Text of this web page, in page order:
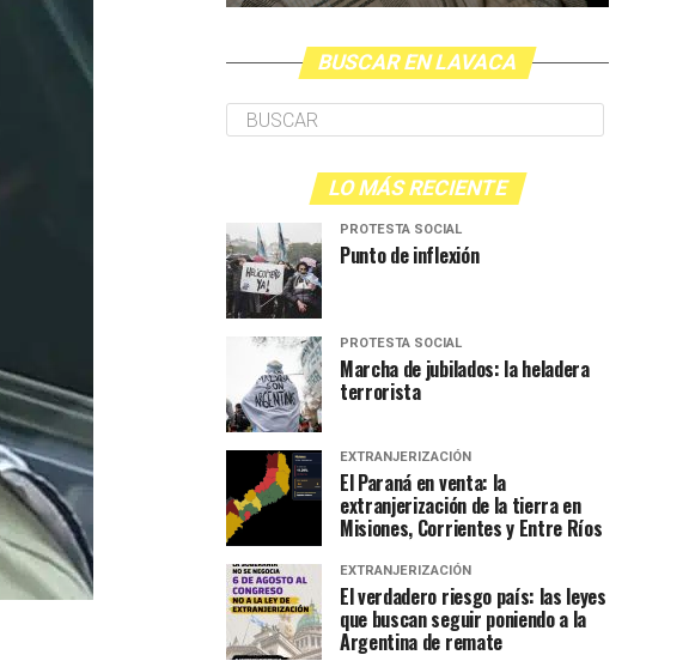
BUSCAR EN LAVACA
LO MÁS RECIENTE
PROTESTA SOCIAL
Punto de inflexión
PROTESTA SOCIAL
Marcha de jubilados: la heladera
terrorista
EXTRANJERIZACIÓN
El Paraná en venta: la
extranjerización de la tierra en
Misiones, Corrientes y Entre Ríos
EXTRANJERIZACIÓN
El verdadero riesgo país: las leyes
que buscan seguir poniendo a la
Argentina de remate